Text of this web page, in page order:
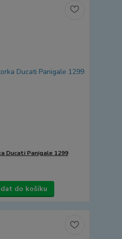
Ducati Panigale 1299
do košíku